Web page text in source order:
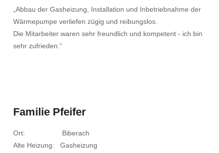
„Abbau der Gasheizung, Installation und Inbetriebnahme der
Wärmepumpe verliefen zügig und reibungslos.
Die Mitarbeiter waren sehr freundlich und kompetent - ich bin
sehr zufrieden.“
Familie Pfeifer
Ort: Biberach
Alte Heizung: Gasheizung